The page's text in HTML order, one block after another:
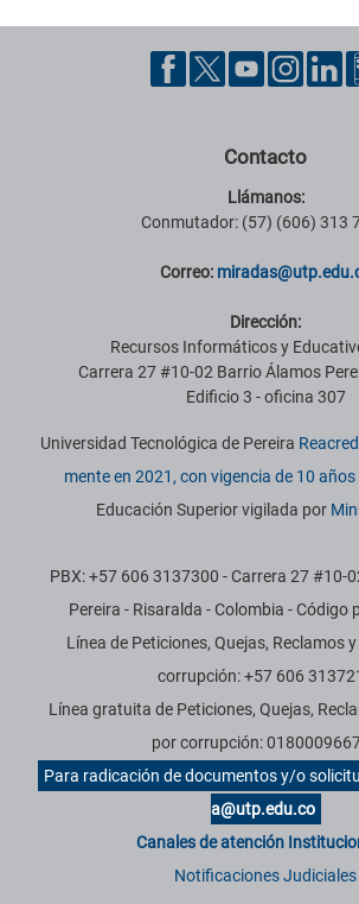
Contacto
Llámanos:
Conmutador: (57) (606) 313
Correo:
Dirección:
Recursos Informáticos y
Carrera 27 #10-02 Barrio Álamos
Edificio 3 - oficina 307
Universidad Tecnológica de Pereira
mente en 2021, con vigencia de 10 años
Educación Superior vigilada por
PBX: +57 606 3137300 - Carrera 27 #10-
Pereira - Risaralda - Colombia - Código
Línea de Peticiones, Quejas, Reclamos
corrupción: +57 606
Línea gratuita de Peticiones, Quejas,
por corrupción:
Para radicación de documentos y/o
a@utp.edu.co
Canales de atención
Notificaciones Judiciales